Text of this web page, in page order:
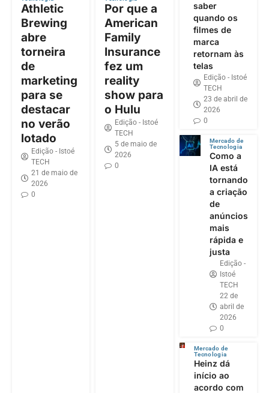
Athletic
Brewing
abre
torneira
de
marketing
para se
destacar
no verão
lotado
Edição - Istoé
TECH
21 de maio de
2026
0
Por que a
American
Family
Insurance
fez um
reality
show para
o Hulu
Edição - Istoé
TECH
5 de maio de
2026
0
saber
quando os
filmes de
marca
retornam às
telas
Edição - Istoé
TECH
23 de abril de
2026
0
Mercado de
Tecnologia
Como a
IA está
tornando
a criação
de
anúncios
mais
rápida e
justa
Edição -
Istoé
TECH
22 de
abril de
2026
0
Mercado de
Tecnologia
Heinz dá
início ao
acordo com